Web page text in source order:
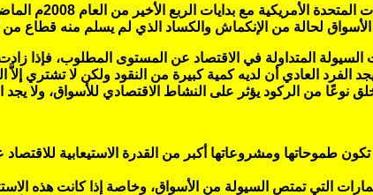
بلغت الأزمة المالية
لحالة من الإنكماش والكساد الذي لم يسلم منه قطاع
السيولة المتداولة في الاقتصاد عن المستوى المطلوب، فإذا
الفرد العادي أن لديه كمية كبيرة من النقود ولكن لا تشتري إلاَّ
نوعًا من الركود يؤثر على النشاط الاقتصادي للأسواق، ولا
تكون طموحاتها ومشروعاتها أكبر من القدرة الاستيعابية
التي تمتص السيولة من الأسواق، وخاصة إذا كانت هذه